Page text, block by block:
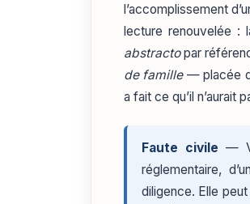
l’accomplissement
lecture renouvelée :
abstractopar
de famille— placée
a fait ce qu’il n’aurait
Faute civile —
réglementaire,
diligence. Elle